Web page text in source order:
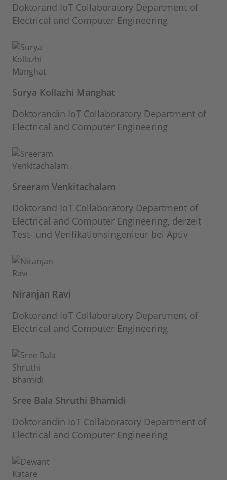
Doktorand IoT Collaboratory Department of
Electrical and Computer Engineering
Surya Kollazhi Manghat
Doktorandin IoT Collaboratory Department of
Electrical and Computer Engineering
Sreeram Venkitachalam
Doktorand IoT Collaboratory Department of
Electrical and Computer Engineering, derzeit
Test- und Verifikationsingenieur bei Aptiv
Niranjan Ravi
Doktorand IoT Collaboratory Department of
Electrical and Computer Engineering
Sree Bala Shruthi Bhamidi
Doktorandin IoT Collaboratory Department of
Electrical and Computer Engineering